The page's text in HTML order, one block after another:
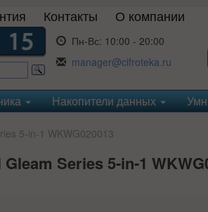
Контакты О компании
Пн-Вс: 10:00 - 20:00
manager@cifroteka.ru
Накопители данных
5-in-1 WKWG020013
Series 5-in-1